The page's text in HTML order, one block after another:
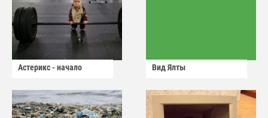
Астерикс - начало Вид Ялты